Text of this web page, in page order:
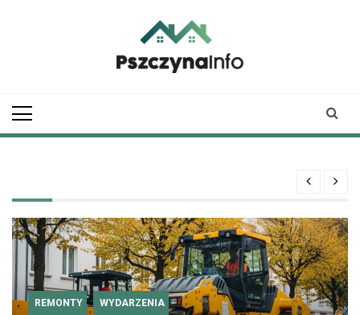
REMONTY WYDARZENIA